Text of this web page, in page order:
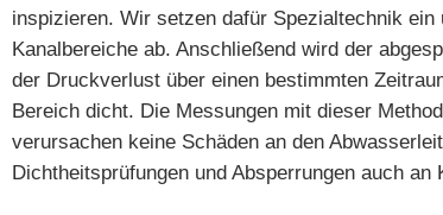
inspizieren. Wir setzen dafür Spezialtechnik
Kanalbereiche ab. Anschließend wird der
der Druckverlust über einen bestimmten
Bereich dicht. Die Messungen mit dieser
verursachen keine Schäden an den
Dichtheitsprüfungen und Absperrungen auch